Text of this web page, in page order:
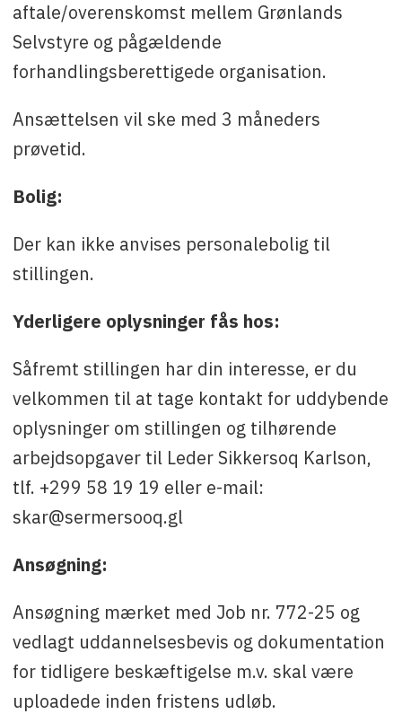
aftale/overenskomst mellem Grønlands
Selvstyre og pågældende
forhandlingsberettigede organisation.
Ansættelsen vil ske med 3 måneders
prøvetid.
Bolig:
Der kan ikke anvises personalebolig til
stillingen.
Yderligere oplysninger fås hos:
Såfremt stillingen har din interesse, er du
velkommen til at tage kontakt for uddybende
oplysninger om stillingen og tilhørende
arbejdsopgaver til Leder Sikkersoq Karlson,
tlf. +299 58 19 19 eller e-mail:
skar@sermersooq.gl
Ansøgning:
Ansøgning mærket med Job nr. 772-25 og
vedlagt uddannelsesbevis og dokumentation
for tidligere beskæftigelse m.v. skal være
uploadede inden fristens udløb.